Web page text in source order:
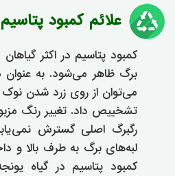
علائم کمبود پتاسیم
کمبود پتاسیم در اکثر
برگ ظاهر می‌شود. به عنوان
می‌توان از روی زرد شدن نوک
تشخییص داد. تغییر رنگ
رگبرگ اصلی گسترش
لبه‌های برگ به طرف بالا و
کمبود پتاسیم در گیاه